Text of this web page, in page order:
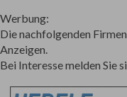
Werbung:
Die nachfolgenden
Anzeigen.
Bei Interesse melden Sie